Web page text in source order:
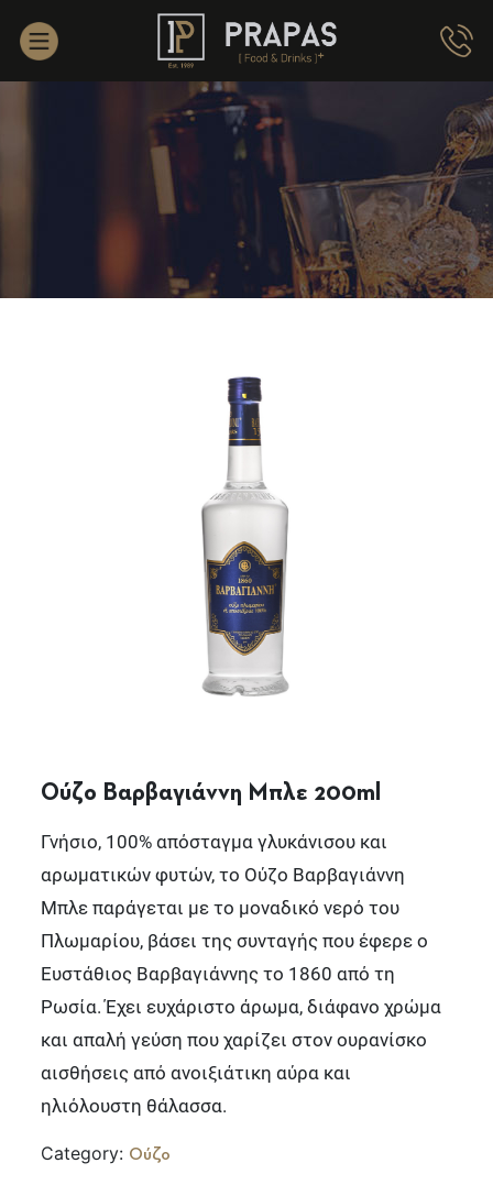
Ούζο Βαρβαγιάννη Μπλε 200ml
Γνήσιο, 100% απόσταγμα γλυκάνισου και
αρωματικών φυτών, το Ούζο Βαρβαγιάννη
Μπλε παράγεται με το μοναδικό νερό του
Πλωμαρίου, βάσει της συνταγής που έφερε ο
Ευστάθιος Βαρβαγιάννης το 1860 από τη
Ρωσία. Έχει ευχάριστο άρωμα, διάφανο χρώμα
και απαλή γεύση που χαρίζει στον ουρανίσκο
αισθήσεις από ανοιξιάτικη αύρα και
ηλιόλουστη θάλασσα.
Category: Ούζο